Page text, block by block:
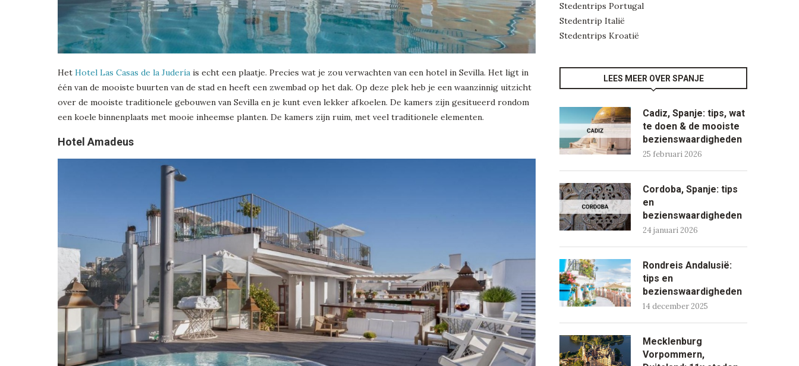
Het Hotel Las Casas de la Judería is echt een plaatje. Precies wat je zou verwachten van een hotel in Sevilla. Het ligt in
één van de mooiste buurten van de stad en heeft een zwembad op het dak. Op deze plek heb je een waanzinnig uitzicht
over de mooiste traditionele gebouwen van Sevilla en je kunt even lekker afkoelen. De kamers zijn gesitueerd rondom
een koele binnenplaats met mooie inheemse planten. De kamers zijn ruim, met veel traditionele elementen.
Hotel Amadeus
Stedentrips Portugal
Stedentrip Italië
Stedentrips Kroatië
LEES MEER OVER SPANJE
Cadiz, Spanje: tips, wat
te doen & de mooiste
bezienswaardigheden
25 februari 2026
Cordoba, Spanje: tips
en
bezienswaardigheden
24 januari 2026
Rondreis Andalusië:
tips en
bezienswaardigheden
14 december 2025
Mecklenburg
Vorpommern,